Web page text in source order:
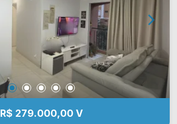
R$ 279.000,00 V